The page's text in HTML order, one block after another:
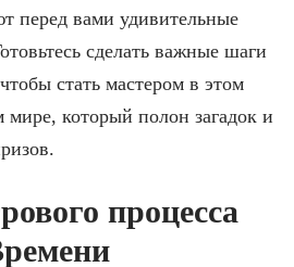
перед вами удивительные
сделать важные шаги
стать мастером в этом
который полон загадок и
процесса